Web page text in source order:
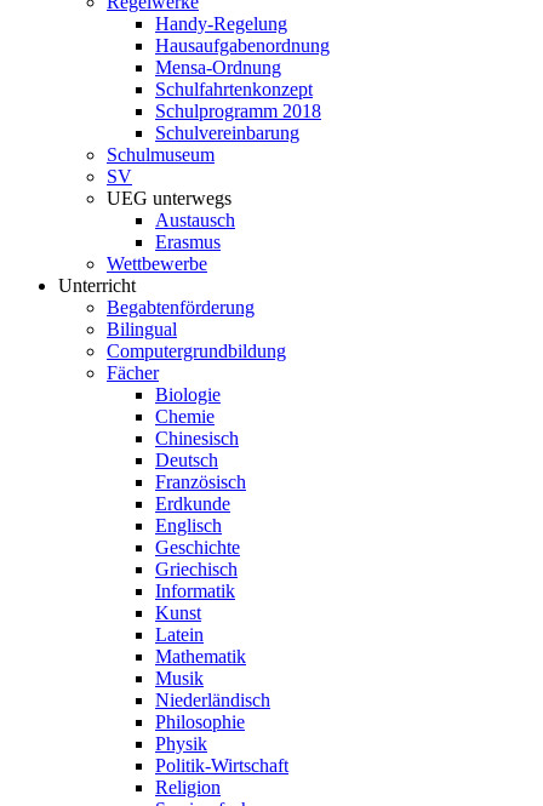
Handy-Regelung
Hausaufgabenordnung
Mensa-Ordnung
Schulfahrtenkonzept
Schulprogramm 2018
Schulvereinbarung
Schulmuseum
SV
UEG unterwegs
Austausch
Erasmus
Wettbewerbe
Unterricht
Begabtenförderung
Bilingual
Computergrundbildung
Fächer
Biologie
Chemie
Chinesisch
Deutsch
Französisch
Erdkunde
Englisch
Geschichte
Griechisch
Informatik
Kunst
Latein
Mathematik
Musik
Niederländisch
Philosophie
Physik
Politik-Wirtschaft
Religion